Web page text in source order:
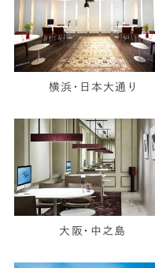
横浜・日本大通り
大阪・中之島